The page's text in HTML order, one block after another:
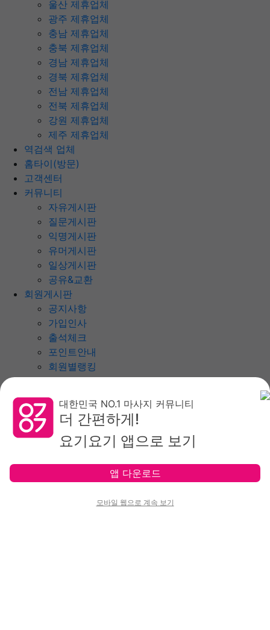
홈타이
대한민국 NO.1 마사지 커뮤니티
더 간편하게!
요기요기 앱으로 보기
앱 다운로드
모바일 웹으로 계속 보기
울산 제휴업체
광주 제휴업체
충남 제휴업체
충북 제휴업체
경남 제휴업체
경북 제휴업체
전남 제휴업체
전북 제휴업체
강원 제휴업체
제주 제휴업체
역검색 업체
홈타이(방문)
고객센터
커뮤니티
자유게시판
질문게시판
익명게시판
유머게시판
일상게시판
공유&교환
회원게시판
공지사항
가입인사
출석체크
포인트안내
회원별랭킹
월간집계표
제휴안내
제휴안내
광고위치
옵션안내